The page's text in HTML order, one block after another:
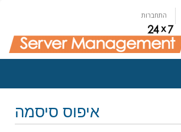
התחברות
איפוס סיסמה